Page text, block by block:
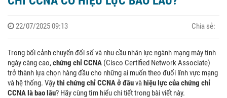
22/07/2025 09:13 Chia sẻ:
Trong bối cảnh chuyển đổi số và nhu cầu nhân lực ngành mạng máy tính
ngày càng cao,chứng chỉ CCNA (Cisco Certified Network Associate)
trở thành lựa chọn hàng đầu cho những ai muốn theo đuổi lĩnh vực mạng
và hệ thống. Vậythi chứng chỉ CCNA ở đâuvàhiệu lực của chứng chỉ
CCNA là bao lâu? Hãy cùng tìm hiểu chi tiết trong bài viết này.